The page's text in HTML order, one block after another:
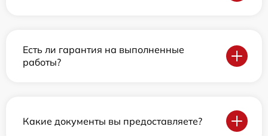
Есть ли гарантия на выполненные
работы?
Какие документы вы предоставляете?